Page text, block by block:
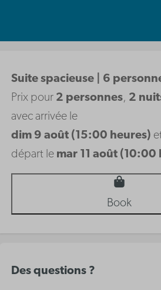
Suite spacieuse | 6
Prix pour 2 personnes, 2
avec arrivée le
dim 9 août (15:00 heures)
départ le mar 11 août (10:00
Book
Des questions ?